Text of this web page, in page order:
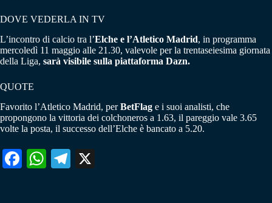
DOVE VEDERLA IN TV
L’incontro di calcio tra l’Elche e l’Atletico Madrid, in programma
mercoledì 11 maggio alle 21.30, valevole per la trentaseiesima giornata
della Liga, sarà visibile sulla piattaforma Dazn.
QUOTE
Favorito l’Atletico Madrid, perBetFlag e i suoi analisti, che
propongono la vittoria dei colchoneros a 1.63, il pareggio vale 3.65
volte la posta, il successo dell’Elche è bancato a 5.20.
Fa W
Te